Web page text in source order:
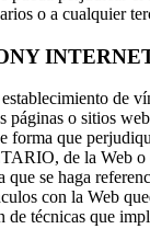
o a cualquier
de
páginas o sitios
forma que
de la Web o
que se haga
con la Web
técnicas que